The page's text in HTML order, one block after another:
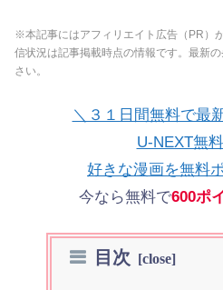
※本記事にはアフィリエイト広告（PR）
信状況は記事掲載時点の情報です。最新
さい。
＼３１日間無料で最
U-NEXT無
好きな漫画を無料
今なら無料で600ポ
目次